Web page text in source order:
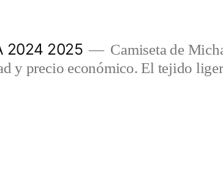
2024 2025
Camiseta de
y precio económico. El tejido